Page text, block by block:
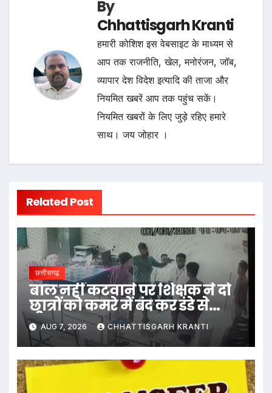
By
Chhattisgarh Kranti
हमारी कोशिश इस वेबसाइट के माध्यम से
आप तक राजनीति, खेल, मनोरंजन, जॉब,
व्यापार देश विदेश इत्यादि की ताजा और
नियमित खबरें आप तक पहुंच सकें।
नियमित खबरों के लिए जुड़े रहिए हमारे
साथ। जय जोहार ।
Related Post
छत्तीसगढ़
बाल नहीं कटवाने पर शिक्षक ने दो
छात्रों को कमरे में बंद कर डंडे से
पीटा…
AUG 7, 2026 CHHATTISGARH KRANTI